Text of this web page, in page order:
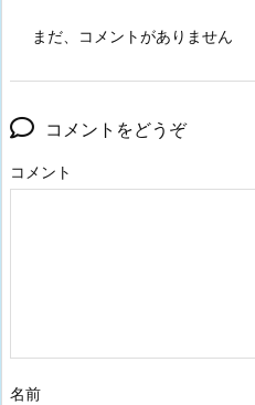
まだ、コメントがありません
コメントをどうぞ
コメント
名前